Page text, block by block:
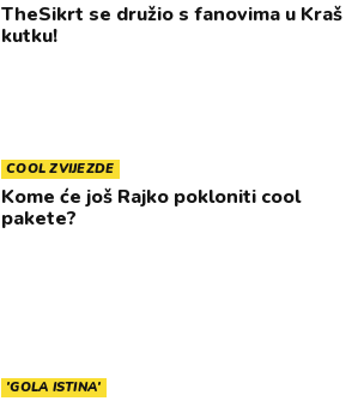
TheSikrt se družio s fanovima u Kraš
kutku!
COOL ZVIJEZDE
Kome će još Rajko pokloniti cool
pakete?
'GOLA ISTINA'